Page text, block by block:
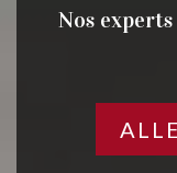
Nos